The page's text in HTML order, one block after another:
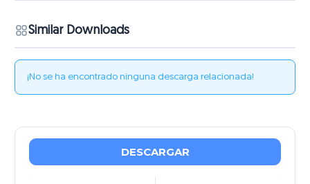
Similar Downloads
¡No se ha encontrado ninguna descarga relacionada!
DESCARGAR